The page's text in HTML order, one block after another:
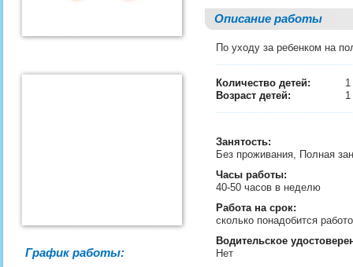
График работы:
Описание работы
По уходу за ребенком на
Количество детей:
1
Возраст детей:
Занятость:
Без проживания, Полная
Часы работы:
40-50 часов в неделю
Работа на срок:
сколько понадобится
Водительское
Нет